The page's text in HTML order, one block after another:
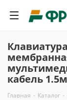
кабель
Главная - Каталог -